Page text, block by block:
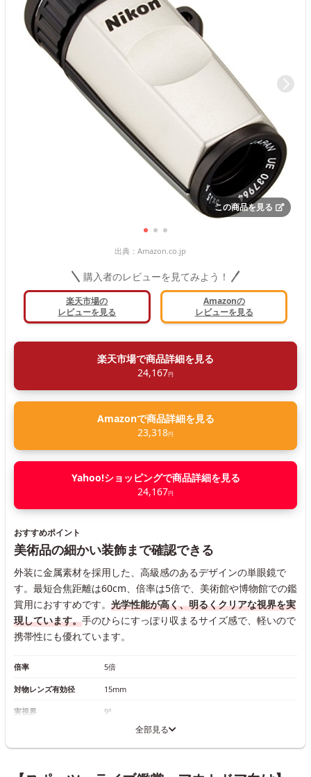
この商品を見る
出典： Amazon.co.jp
購入者のレビューを見てみよう！
楽天市場の
レビューを見る
Amazonの
レビューを見る
楽天市場で商品詳細を見る
24,167円
Amazonで商品詳細を見る
23,318円
Yahoo!ショッピングで商品詳細を見る
24,167円
おすすめポイント
美術品の細かい装飾まで確認できる
外装に金属素材を採用した、高級感のあるデザインの単眼鏡で
す。最短合焦距離は60cm、倍率は5倍で、美術館や博物館での鑑
賞用におすすめです。 光学性能が高く、明るくクリアな視界を実
現しています。手のひらにすっぽり収まるサイズ感で、軽いので
携帯性にも優れています。
倍率 5倍
対物レンズ有効径 15mm
実視界 9°
全部見る